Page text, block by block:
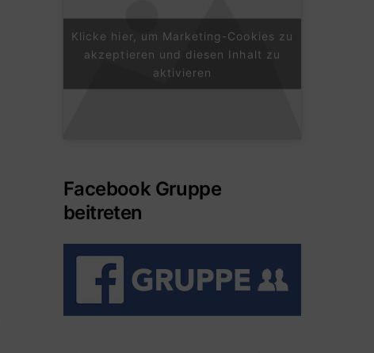
Klicke hier, um Marketing-Cookies zu
akzeptieren und diesen Inhalt zu
aktivieren
Facebook Gruppe
beitreten